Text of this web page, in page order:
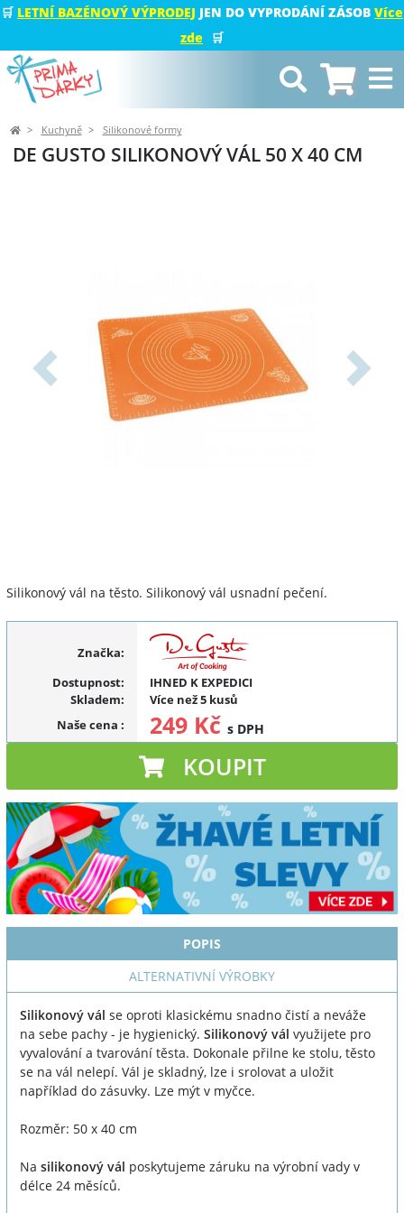
🛒 LETNÍ BAZÉNOVÝ VÝPRODEJ JEN DO VYPRODÁNÍ ZÁSOB Více
zde
🛒
Kuchyně Silikonové formy
DE GUSTO SILIKONOVÝ VÁL 50 X 40 CM
Předchozí Další
Silikonový vál na těsto. Silikonový vál usnadní pečení.
Značka:
Dostupnost:
IHNED K EXPEDICI
Skladem:
Více než 5 kusů
Naše cena : 249 Kč s DPH
KOUPIT
POPIS
ALTERNATIVNÍ VÝROBKY
Silikonový vál se oproti klasickému snadno čistí a neváže
na sebe pachy - je hygienický. Silikonový vál využijete pro
vyvalování a tvarování těsta. Dokonale přilne ke stolu, těsto
se na vál nelepí. Vál je skladný, lze i srolovat a uložit
například do zásuvky. Lze mýt v myčce.
Rozměr: 50 x 40 cm
Na silikonový vál poskytujeme záruku na výrobní vady v
délce 24 měsíců.